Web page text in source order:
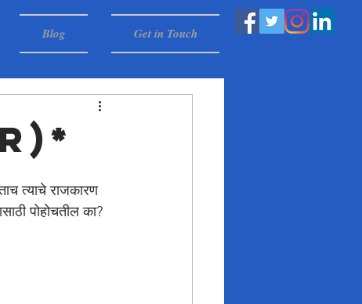
Blog Get in Touch
त्याचे राजकारण
पोहोचतील का?